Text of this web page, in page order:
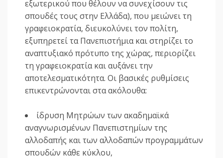
εξωτερικού που θέλουν να συνεχίσουν τις
σπουδές τους στην Ελλάδα), που μειώνει τη
γραφειοκρατία, διευκολύνει τον πολίτη,
εξυπηρετεί τα Πανεπιστήμια και στηρίζει το
αναπτυξιακό πρότυπο της χώρας, περιορίζει
τη γραφειοκρατία και αυξάνει την
αποτελεσματικότητα. Οι βασικές ρυθμίσεις
επικεντρώνονται στα ακόλουθα:
ίδρυση Μητρώων των ακαδημαϊκά
αναγνωρισμένων Πανεπιστημίων της
αλλοδαπής και των αλλοδαπών προγραμμάτων
σπουδών κάθε κύκλου,